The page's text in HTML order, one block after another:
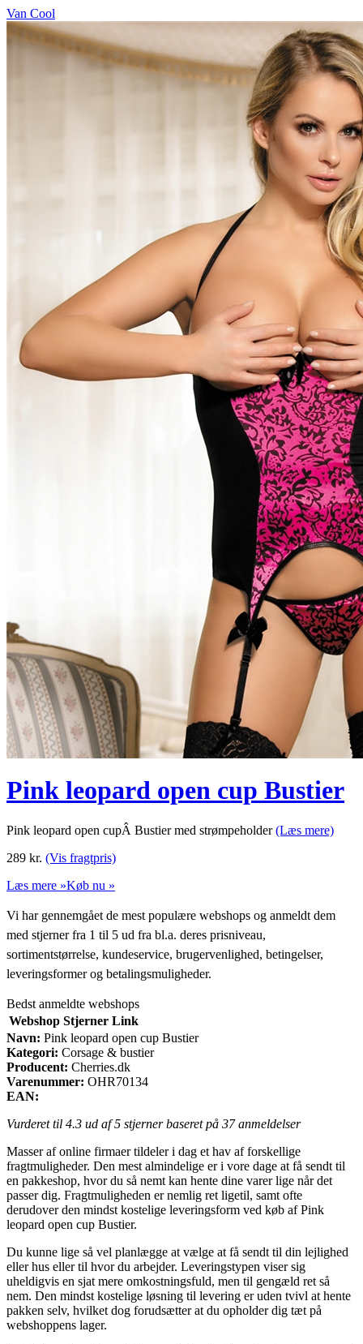
Van Cool
Pink leopard open cup Bustier
Pink leopard open cupÂ Bustier med strømpeholder(Læs mere)
289 kr. (Vis fragtpris)
Læs mere »Køb nu »
Vi har gennemgået de mest populære webshops og anmeldt dem
med stjerner fra 1 til 5 ud fra bl.a. deres prisniveau,
sortimentstørrelse, kundeservice, brugervenlighed, betingelser,
leveringsformer og betalingsmuligheder.
Bedst anmeldte webshops
Webshop Stjerner Link
Navn: Pink leopard open cup Bustier
Kategori: Corsage & bustier
Producent: Cherries.dk
Varenummer: OHR70134
EAN:
Vurderet til 4.3 ud af 5 stjerner baseret på 37anmeldelser
Masser af online firmaer tildeler i dag et hav af forskellige
fragtmuligheder. Den mest almindelige er i vore dage at få sendt til
en pakkeshop, hvor du så nemt kan hente dine varer lige når det
passer dig. Fragtmuligheden er nemlig ret ligetil, samt ofte
derudover den mindst kostelige leveringsform ved køb af Pink
leopard open cup Bustier.
Du kunne lige så vel planlægge at vælge at få sendt til din lejlighed
eller hus eller til hvor du arbejder. Leveringstypen viser sig
uheldigvis en sjat mere omkostningsfuld, men til gengæld ret så
nem. Den mindst kostelige løsning til levering er uden tvivl at hente
pakken selv, hvilket dog forudsætter at du opholder dig tæt på
webshoppens lager.